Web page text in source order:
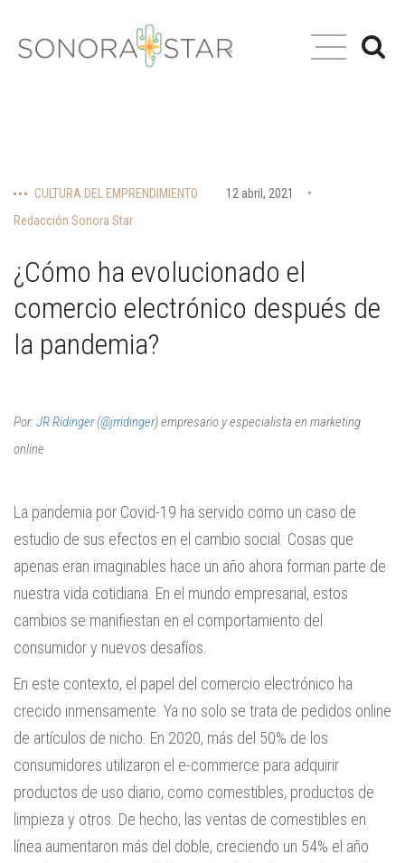
CULTURA DEL EMPRENDIMIENTO
12 abril, 2021
Redacción Sonora Star
¿Cómo ha evolucionado el
comercio electrónico después de
la pandemia?
Por:JR Ridinger(@jrridinger) empresario y especialista en marketing
online
La pandemia por Covid-19 ha servido como un caso de
estudio de sus efectos en el cambio social. Cosas que
apenas eran imaginables hace un año ahora forman parte de
nuestra vida cotidiana. En el mundo empresarial, estos
cambios se manifiestan en el comportamiento del
consumidor y nuevos desafíos.
En este contexto, el papel del comercio electrónico ha
crecido inmensamente. Ya no solo se trata de pedidos online
de artículos de nicho. En 2020, más del 50% de los
consumidores utilizaron el e-commerce para adquirir
productos de uso diario, como comestibles, productos de
limpieza y otros. De hecho, las ventas de comestibles en
línea aumentaron más del doble, creciendo un 54% el año